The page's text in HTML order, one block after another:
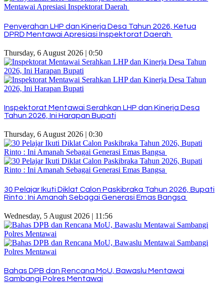
Penyerahan LHP dan Kinerja Desa Tahun 2026, Ketua
DPRD Mentawai Apresiasi Inspektorat Daerah
Thursday, 6 August 2026 | 0:50
Inspektorat Mentawai Serahkan LHP dan Kinerja Desa
Tahun 2026, Ini Harapan Bupati
Thursday, 6 August 2026 | 0:30
30 Pelajar Ikuti Diklat Calon Paskibraka Tahun 2026, Bupati
Rinto : Ini Amanah Sebagai Generasi Emas Bangsa
Wednesday, 5 August 2026 | 11:56
Bahas DPB dan Rencana MoU, Bawaslu Mentawai
Sambangi Polres Mentawai